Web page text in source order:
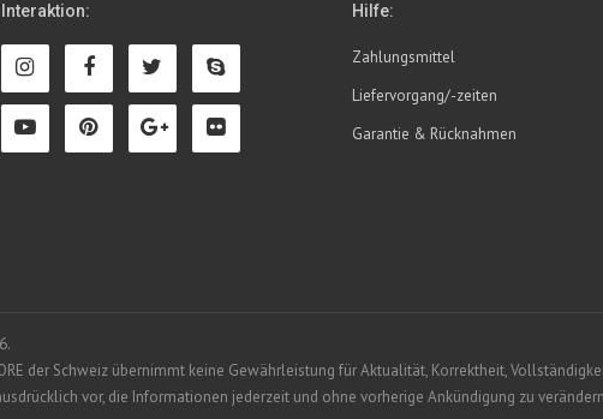
Interaktion: Hilfe:
Zahlungsmittel
Liefervorgang/-zeiten
Garantie & Rücknahmen
der Schweiz übernimmt keine Gewährleistung für Aktualität, Korrektheit,
vor, die Informationen jederzeit und ohne vorherige Ankündigung zu